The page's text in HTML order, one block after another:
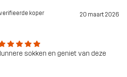
koper 20 maart 2026
sokken en geniet van deze